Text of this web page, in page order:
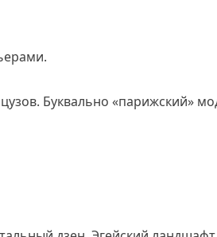
Буквально «парижский»